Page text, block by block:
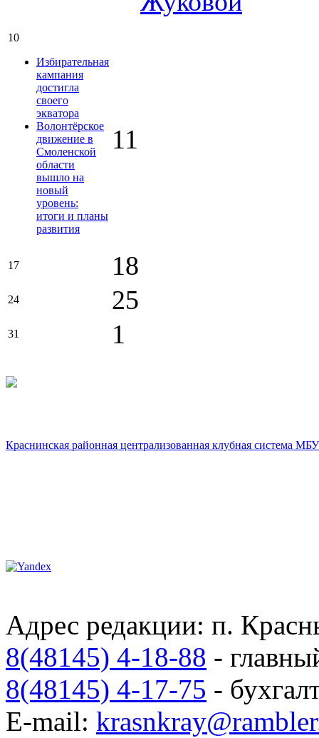
10
Избирательная
кампания
достигла
своего
экватора
Волонтёрское
движение в
Смоленской
области
вышло на
новый
уровень:
итоги и планы
развития
11
17 18
24 25
31 1
Краснинская районная централизованная клубная система
Адрес редакции: п.
8(48145) 4-18-88 -
8(48145) 4-17-75 -
E-mail: